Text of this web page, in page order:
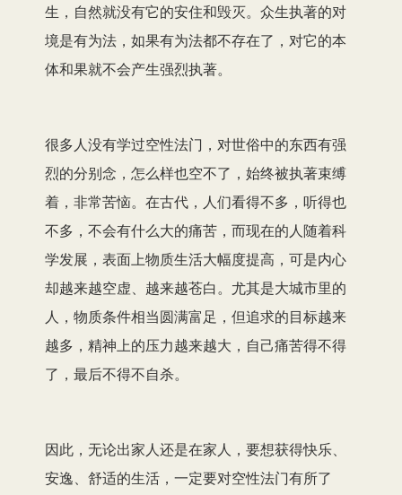
生，自然就没有它的安住和毁灭。众生执著的对
境是有为法，如果有为法都不存在了，对它的本
体和果就不会产生强烈执著。
很多人没有学过空性法门，对世俗中的东西有强
烈的分别念，怎么样也空不了，始终被执著束缚
着，非常苦恼。在古代，人们看得不多，听得也
不多，不会有什么大的痛苦，而现在的人随着科
学发展，表面上物质生活大幅度提高，可是内心
却越来越空虚、越来越苍白。尤其是大城市里的
人，物质条件相当圆满富足，但追求的目标越来
越多，精神上的压力越来越大，自己痛苦得不得
了，最后不得不自杀。
因此，无论出家人还是在家人，要想获得快乐、
安逸、舒适的生活，一定要对空性法门有所了